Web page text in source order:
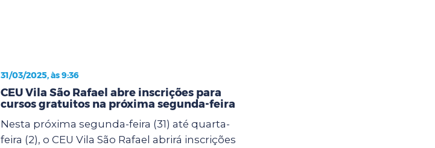
31/03/2025, às 9:36
CEU Vila São Rafael abre inscrições para
cursos gratuitos na próxima segunda-feira
Nesta próxima segunda-feira (31) até quarta-
feira (2), o CEU Vila São Rafael abrirá inscrições